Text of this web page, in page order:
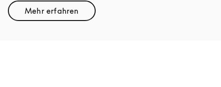
Mehr erfahrenLink Opens in New Tab